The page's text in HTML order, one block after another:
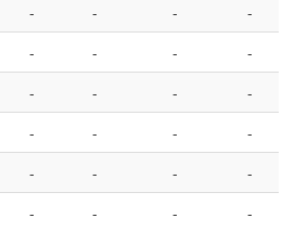
- - -
-
- - -
-
- - -
-
- - -
-
- - -
-
- - -
-